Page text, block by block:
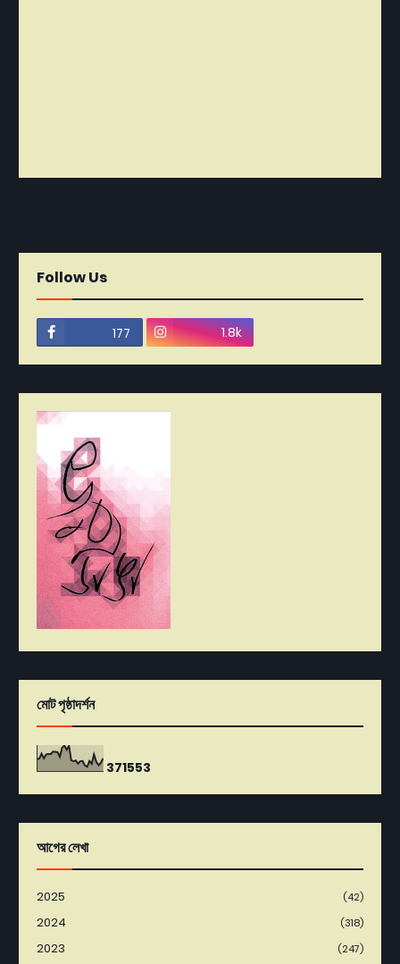
Follow Us
177 1.8k
মোট পৃষ্ঠাদর্শন
371553
আগের লেখা
2025 (42)
2024 (318)
2023 (247)